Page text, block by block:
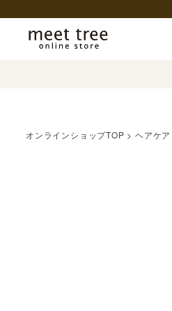
オンラインショップTOP ヘアケア